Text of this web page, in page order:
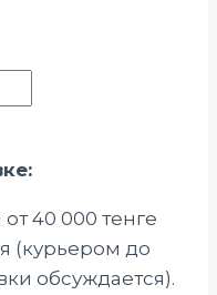
40 000 тенге
(курьером до
обсуждается).